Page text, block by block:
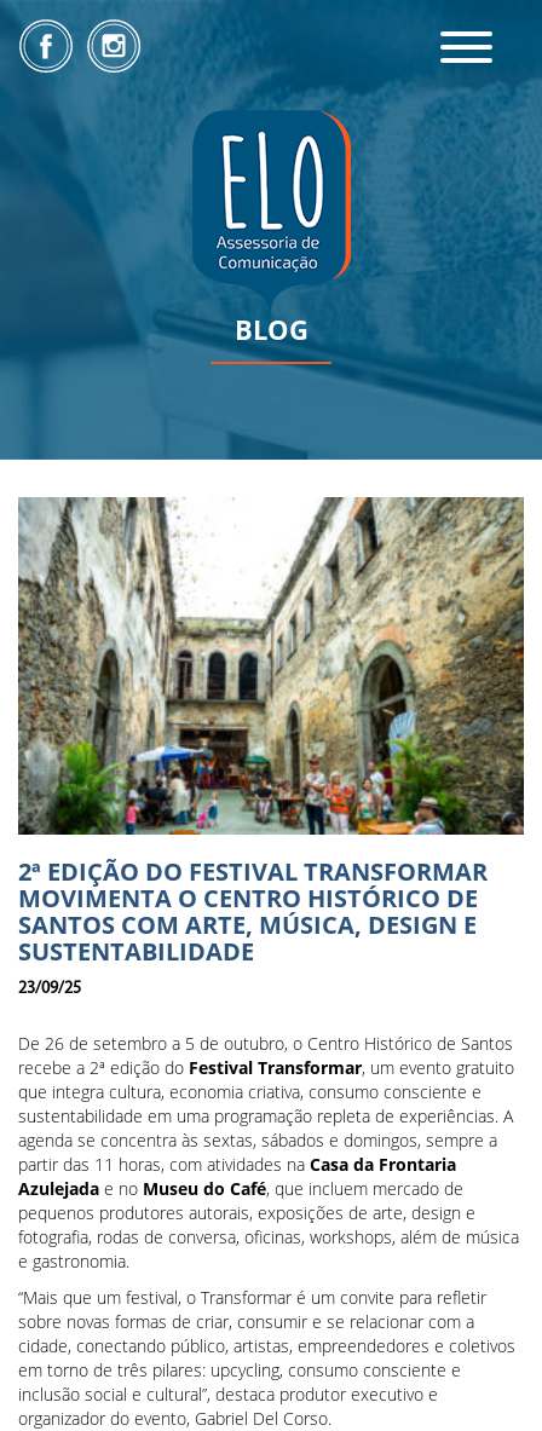
Toggle
BLOG
2ª EDIÇÃO DO FESTIVAL TRANSFORMAR
MOVIMENTA O CENTRO HISTÓRICO DE
SANTOS COM ARTE, MÚSICA, DESIGN E
SUSTENTABILIDADE
23/09/25
De 26 de setembro a 5 de outubro, o Centro Histórico de Santos
recebe a 2ª edição do Festival Transformar, um evento gratuito
que integra cultura, economia criativa, consumo consciente e
sustentabilidade em uma programação repleta de experiências. A
agenda se concentra às sextas, sábados e domingos, sempre a
partir das 11 horas, com atividades na Casa da Frontaria
Azulejada e no Museu do Café, que incluem mercado de
pequenos produtores autorais, exposições de arte, design e
fotografia, rodas de conversa, oficinas, workshops, além de música
e gastronomia.
“Mais que um festival, o Transformar é um convite para refletir
sobre novas formas de criar, consumir e se relacionar com a
cidade, conectando público, artistas, empreendedores e coletivos
em torno de três pilares: upcycling, consumo consciente e
inclusão social e cultural”, destaca produtor executivo e
organizador do evento, Gabriel Del Corso.